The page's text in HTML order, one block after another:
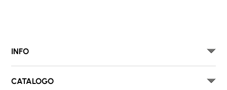
INFO
CATALOGO